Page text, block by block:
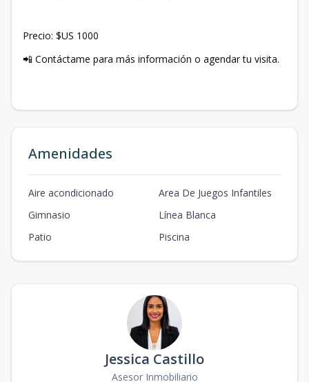
Precio: $US 1000
📲 Contáctame para más información o agendar tu visita.
Amenidades
Aire acondicionado
Area De Juegos Infantiles
Gimnasio
Línea Blanca
Patio
Piscina
Jessica Castillo
Asesor Inmobiliario